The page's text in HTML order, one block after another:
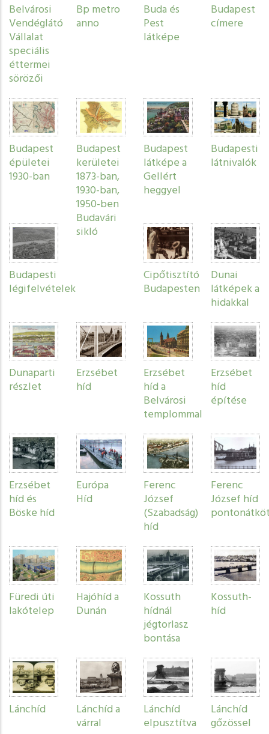
Belvárosi
Vendéglátó
Vállalat
speciális
éttermei
sörözői
Bp metro
anno
Buda és
Pest
látképe
Budapest
címere
Budapest
épületei
1930-ban
Budapest
kerületei
1873-ban,
1930-ban,
1950-ben
Budapest
látképe a
Gellért
heggyel
Budapesti
látnivalók
Budapesti
légifelvételek
Budavári
sikló
Cipőtisztító
Budapesten
Dunai
látképek a
hidakkal
Dunaparti
részlet
Erzsébet
híd
Erzsébet
híd a
Belvárosi
templommal
Erzsébet
híd
építése
Erzsébet
híd és
Böske híd
Európa
Híd
Ferenc
József
(Szabadság)
híd
Ferenc
József híd
Füredi úti
lakótelep
Hajóhíd a
Dunán
Kossuth
hídnál
jégtorlasz
bontása
Kossuth-
híd
Lánchíd Lánchíd a
várral
Lánchíd
elpusztítva
Lánchíd
gőzössel